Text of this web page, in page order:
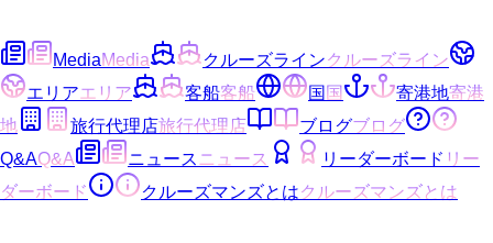
MediaMedia クルーズラインクルーズライン
エリアエリア 客船客船 国国 寄港地寄港
地
旅行代理店旅行代理店 ブログブログ
Q&AQ&A ニュース ニュース リーダーボード リー
ダーボード
クルーズマンズとはクルーズマンズとは